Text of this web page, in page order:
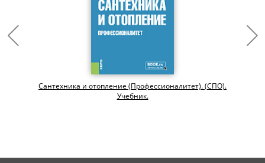
Сантехника и отопление (Профессионалитет). (СПО).
Учебник.